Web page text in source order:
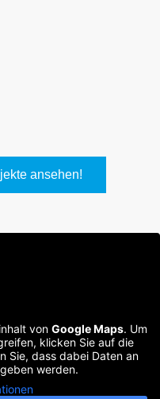
ansehen!
von Google Maps. Um
klicken Sie auf die
Sie, dass dabei Daten an
werden.